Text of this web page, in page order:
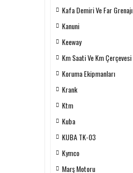
Kafa Demiri Ve Far Grenajı
Kanuni
Keeway
Km Saati Ve Km Çerçevesi
Koruma Ekipmanları
Krank
Ktm
Kuba
KUBA TK-03
Kymco
Marş Motoru